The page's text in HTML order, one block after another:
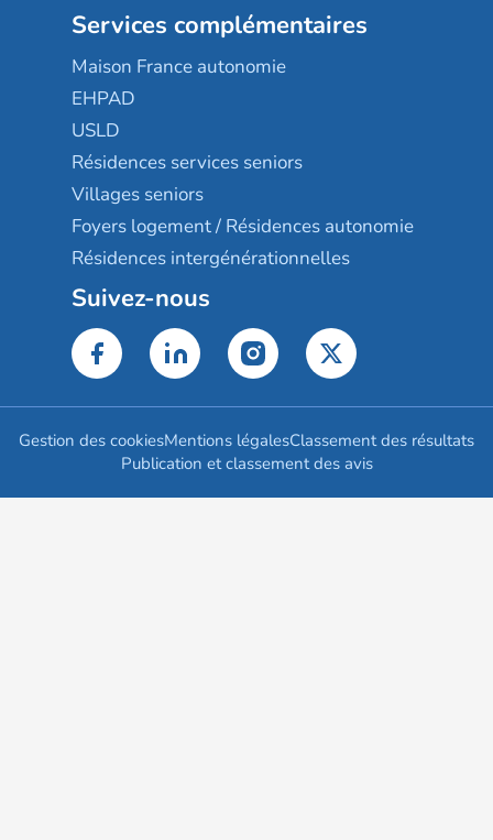
Services complémentaires
Maison France autonomie
EHPAD
USLD
Résidences services seniors
Villages seniors
Foyers logement / Résidences autonomie
Résidences intergénérationnelles
Suivez-nous
Gestion des cookiesMentions légalesClassement des résultats
Publication et classement des avis